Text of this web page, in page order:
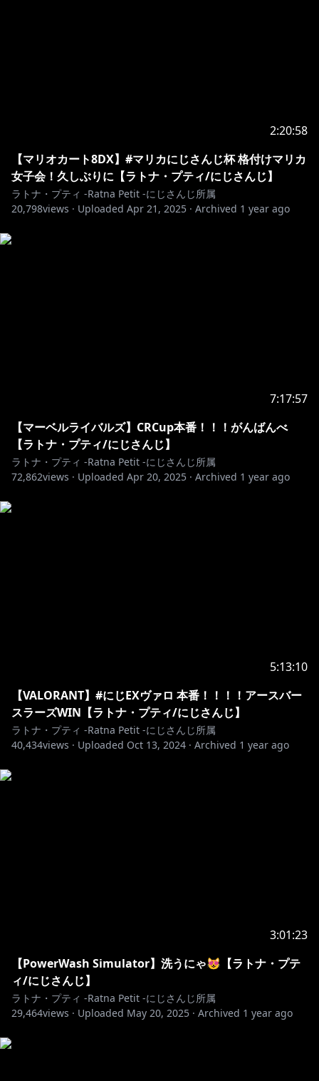
2:20:58
【マリオカート8DX】#マリカにじさんじ杯 格付けマリカ
女子会！久しぶりに【ラトナ・プティ/にじさんじ】
ラトナ・プティ -Ratna Petit -にじさんじ所属
20,798views · Uploaded Apr 21, 2025 · Archived 1 year ago
7:17:57
【マーベルライバルズ】CRCup本番！！！がんばんべ
【ラトナ・プティ/にじさんじ】
ラトナ・プティ -Ratna Petit -にじさんじ所属
72,862views · Uploaded Apr 20, 2025 · Archived 1 year ago
5:13:10
【VALORANT】#にじEXヴァロ 本番！！！！アースバー
スラーズWIN【ラトナ・プティ/にじさんじ】
ラトナ・プティ -Ratna Petit -にじさんじ所属
40,434views · Uploaded Oct 13, 2024 · Archived 1 year ago
3:01:23
【PowerWash Simulator】洗うにゃ😻【ラトナ・プテ
ィ/にじさんじ】
ラトナ・プティ -Ratna Petit -にじさんじ所属
29,464views · Uploaded May 20, 2025 · Archived 1 year ago